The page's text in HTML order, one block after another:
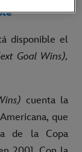
disponible el
Goal Wins),
cuenta la
que
de la Copa